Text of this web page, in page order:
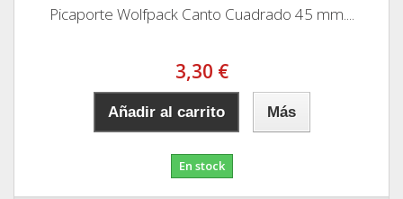
Picaporte Wolfpack Canto Cuadrado 45 mm....
3,30 €
Añadir al carrito Más
En stock